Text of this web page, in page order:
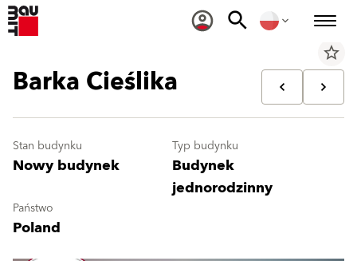
star_border
Barka Cieślika
Stan budynku
Nowy budynek
Typ budynku
Budynek
jednorodzinny
Państwo
Poland